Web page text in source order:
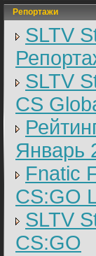
Репортажи
SLTV
SLTV
CS
Январь
Fnatic
CS:GO
SLTV
CS:GO